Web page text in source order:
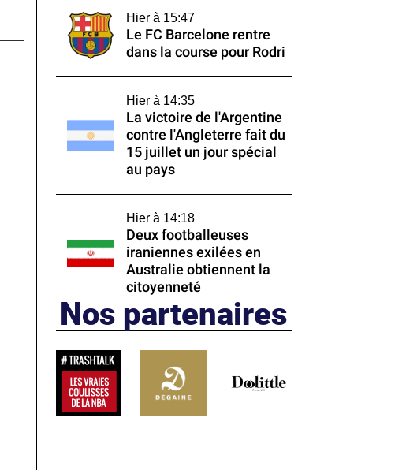
Hier à 15:47
Le FC Barcelone rentre
dans la course pour Rodri
Hier à 14:35
La victoire de l'Argentine
contre l'Angleterre fait du
15 juillet un jour spécial
au pays
Hier à 14:18
Deux footballeuses
iraniennes exilées en
Australie obtiennent la
citoyenneté
Nos partenaires